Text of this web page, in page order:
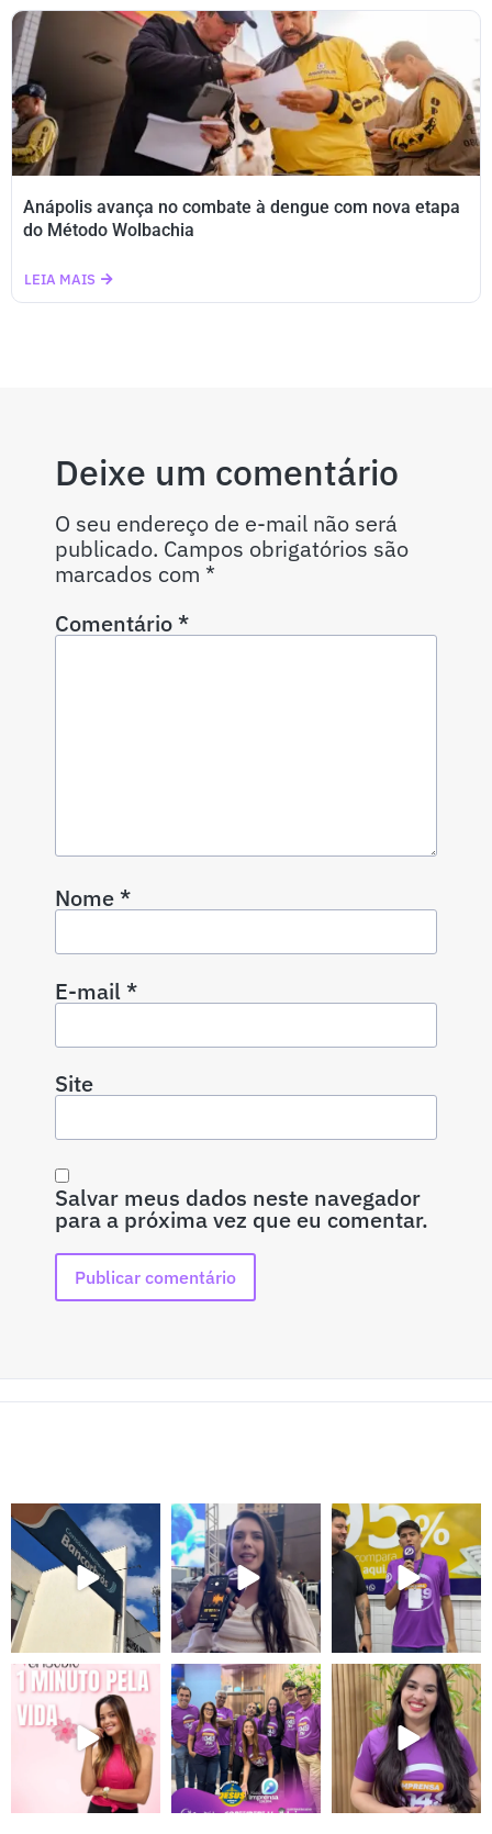
Anápolis avança no combate à dengue com nova etapa
do Método Wolbachia
LEIA MAIS
Deixe um comentário
O seu endereço de e-mail não será
publicado. Campos obrigatórios são
marcados com *
Comentário*
Nome*
E-mail*
Site
Salvar meus dados neste navegador
para a próxima vez que eu comentar.